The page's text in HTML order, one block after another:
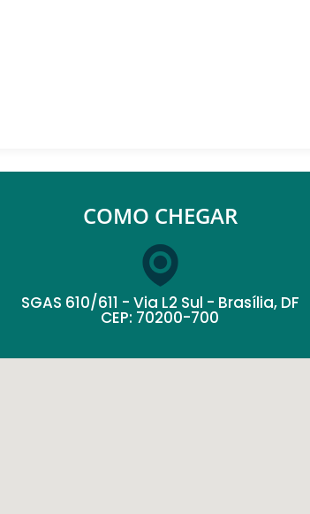
COMO CHEGAR
SGAS 610/611 - Via L2 Sul - Brasília, DF
CEP: 70200-700